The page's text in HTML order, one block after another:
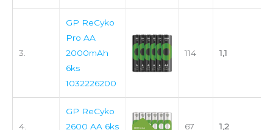
3.
GP ReCyko
Pro AA
2000mAh
6ks
1032226200
114 1,1
4.
GP ReCyko
2600 AA 6ks
67 1,2